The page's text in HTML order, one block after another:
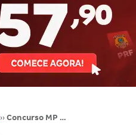
›› Concurso MP BA está com as inscrições prorrogadas; VEJA